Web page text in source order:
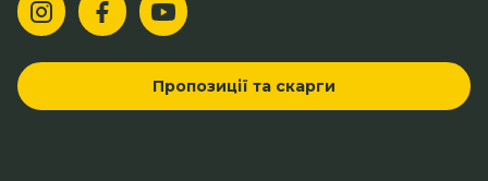
Пропозиції та скарги